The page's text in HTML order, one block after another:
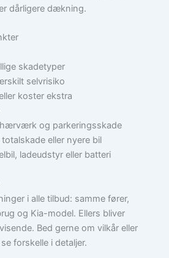
dårligere dækning.
skadetyper
selvrisiko
koster ekstra
og parkeringsskade
eller nyere bil
ladeudstyr eller batteri
i alle tilbud: samme fører,
og Kia-model. Ellers bliver
Bed gerne om vilkår eller
forskelle i detaljer.